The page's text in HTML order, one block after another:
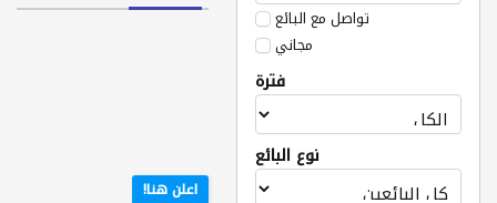
تواصل مع البائع
مجاني
فترة
نوع البائع
اعلن هنا!